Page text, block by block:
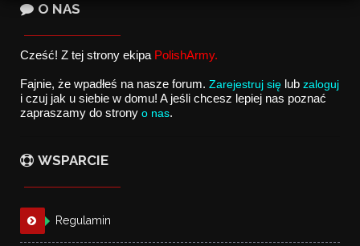
O NAS
Cześć! Z tej strony ekipa PolishArmy.
Fajnie, że wpadłeś na nasze forum. Zarejestruj się lub zaloguj
i czuj jak u siebie w domu! A jeśli chcesz lepiej nas poznać
zapraszamy do strony o nas.
WSPARCIE
Regulamin